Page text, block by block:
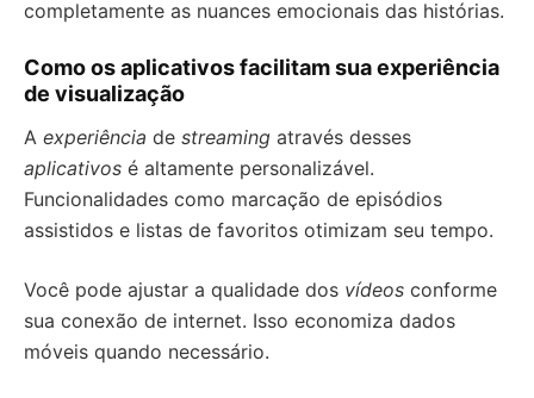
completamente as nuances emocionais das histórias.
Como os aplicativos facilitam sua experiência
de visualização
A experiência de streaming através desses
aplicativos é altamente personalizável.
Funcionalidades como marcação de episódios
assistidos e listas de favoritos otimizam seu tempo.
Você pode ajustar a qualidade dos vídeos conforme
sua conexão de internet. Isso economiza dados
móveis quando necessário.